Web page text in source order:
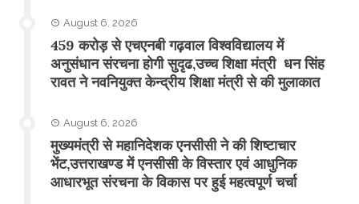
August 6, 2026
459 करोड़ से एचएनबी गढ़वाल विश्वविद्यालय में
अनुसंधान संरचना होगी सुदृढ,उच्च शिक्षा मंत्री धन सिंह
रावत ने नवनियुक्त केन्द्रीय शिक्षा मंत्री से की मुलाकात
August 6, 2026
मुख्यमंत्री से महानिदेशक एनसीसी ने की शिष्टाचार
भेंट,उत्तराखण्ड में एनसीसी के विस्तार एवं आधुनिक
आधारभूत संरचना के विकास पर हुई महत्वपूर्ण चर्चा